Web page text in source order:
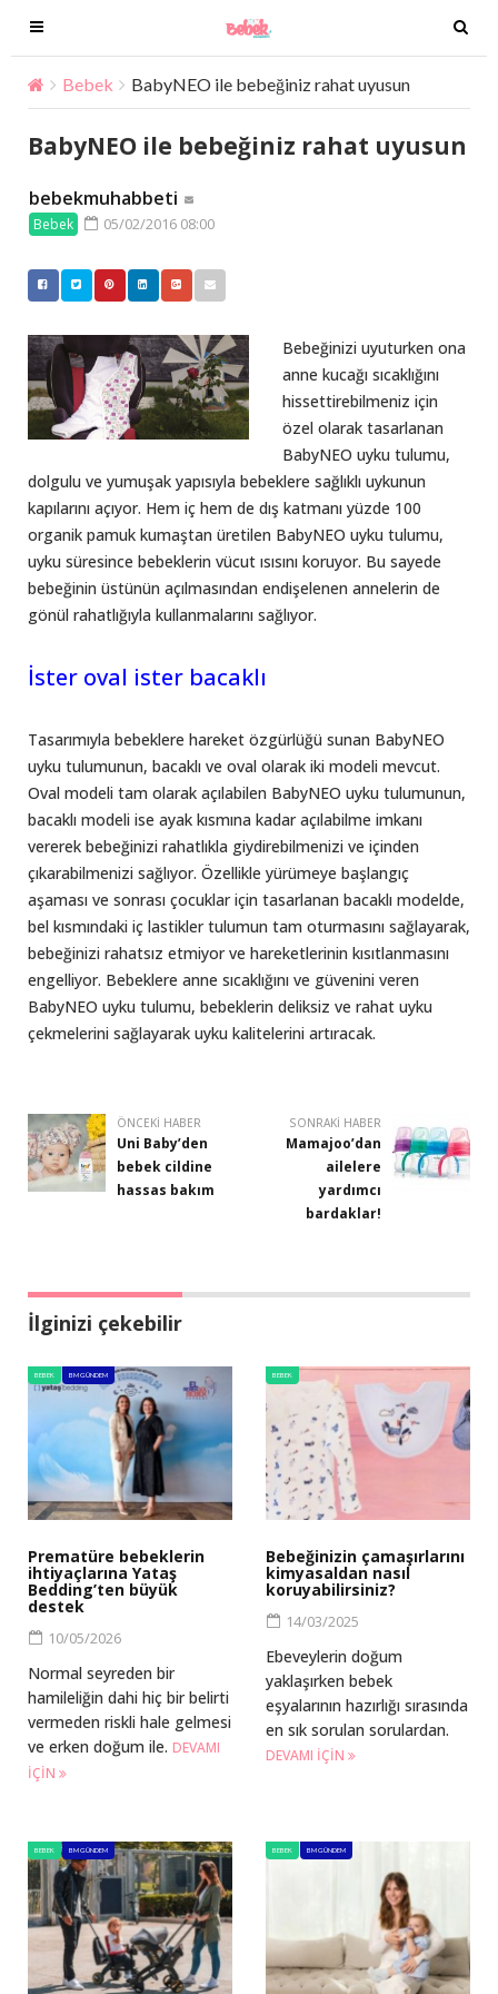
T
o
g
g
l
e
n
a
v
i
t
o
n
T
o
g
e
t
Bebek BabyNEO ile bebeğiniz rahat uyusun
BabyNEO ile bebeğiniz rahat uyusun
bebekmuhabbeti
Bebek 05/02/2016 08:00
Bebeğinizi uyuturken ona
anne kucağı sıcaklığını
hissettirebilmeniz için
özel olarak tasarlanan
BabyNEO uyku tulumu,
dolgulu ve yumuşak yapısıyla bebeklere sağlıklı uykunun
kapılarını açıyor. Hem iç hem de dış katmanı yüzde 100
organik pamuk kumaştan üretilen BabyNEO uyku tulumu,
uyku süresince bebeklerin vücut ısısını koruyor. Bu sayede
bebeğinin üstünün açılmasından endişelenen annelerin de
gönül rahatlığıyla kullanmalarını sağlıyor.
İster oval ister bacaklı
Tasarımıyla bebeklere hareket özgürlüğü sunan BabyNEO
uyku tulumunun, bacaklı ve oval olarak iki modeli mevcut.
Oval modeli tam olarak açılabilen BabyNEO uyku tulumunun,
bacaklı modeli ise ayak kısmına kadar açılabilme imkanı
vererek bebeğinizi rahatlıkla giydirebilmenizi ve içinden
çıkarabilmenizi sağlıyor. Özellikle yürümeye başlangıç
aşaması ve sonrası çocuklar için tasarlanan bacaklı modelde,
bel kısmındaki iç lastikler tulumun tam oturmasını sağlayarak,
bebeğinizi rahatsız etmiyor ve hareketlerinin kısıtlanmasını
engelliyor. Bebeklere anne sıcaklığını ve güvenini veren
BabyNEO uyku tulumu, bebeklerin deliksiz ve rahat uyku
çekmelerini sağlayarak uyku kalitelerini artıracak.
ÖNCEKI HABER
Uni Baby’den
bebek cildine
hassas bakım
SONRAKI HABER
Mamajoo’dan
ailelere
yardımcı
bardaklar!
İlginizi çekebilir
BEBEK BM GÜNDEM
Prematüre bebeklerin
ihtiyaçlarına Yataş
Bedding’ten büyük
destek
10/05/2026
Normal seyreden bir
hamileliğin dahi hiç bir belirti
vermeden riskli hale gelmesi
ve erken doğum ile. DEVAMI
IÇIN
BEBEK
Bebeğinizin çamaşırlarını
kimyasaldan nasıl
koruyabilirsiniz?
14/03/2025
Ebeveylerin doğum
yaklaşırken bebek
eşyalarının hazırlığı sırasında
en sık sorulan sorulardan.
DEVAMI IÇIN
BEBEK BM GÜNDEM BEBEK BM GÜNDEM